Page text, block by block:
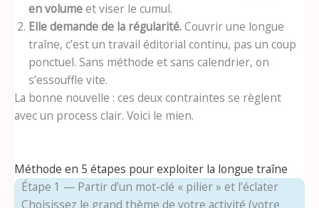
en volumeet viser le cumul.
Elle demande de la régularité.Couvrir une longue
traîne, c’est un travail éditorial continu, pas un coup
ponctuel. Sans méthode et sans calendrier, on
s’essouffle vite.
La bonne nouvelle : ces deux contraintes se règlent
avec un process clair. Voici le mien.
Méthode en 5 étapes pour exploiter la longue traîne
Étape 1 — Partir d’un mot-clé « pilier » et l’éclater
Choisissez le grand thème de votre activité (votre